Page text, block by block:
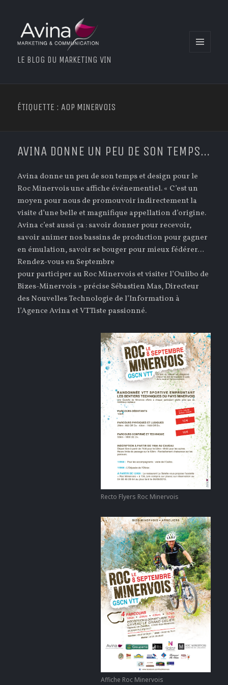
LE BLOG DU MARKETING VIN
ÉTIQUETTE : AOP MINERVOIS
AVINA DONNE UN PEU DE SON TEMPS…
Avina donne un peu de son temps et design pour le
Roc Minervois une affiche événementiel. « C’est un
moyen pour nous de promouvoir indirectement la
visite d’une belle et magnifique appellation d’origine.
Avina c’est aussi ça : savoir donner pour recevoir,
savoir animer nos bassins de production pour gagner
en émulation, savoir se bouger pour mieux fédérer…
Rendez-vous en Septembre
pour participer au Roc Minervois et visiter l’Oulibo de
Bizes-Minervois » précise Sébastien Mas, Directeur
des Nouvelles Technologie de l’Information à
l’Agence Avina et VTTiste passionné.
Recto Flyers Roc Minervois
Affiche Roc Minervois